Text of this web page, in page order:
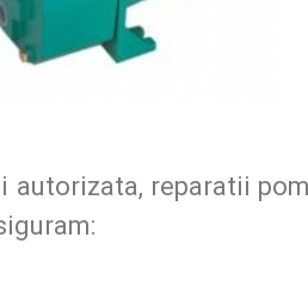
autorizata, reparatii